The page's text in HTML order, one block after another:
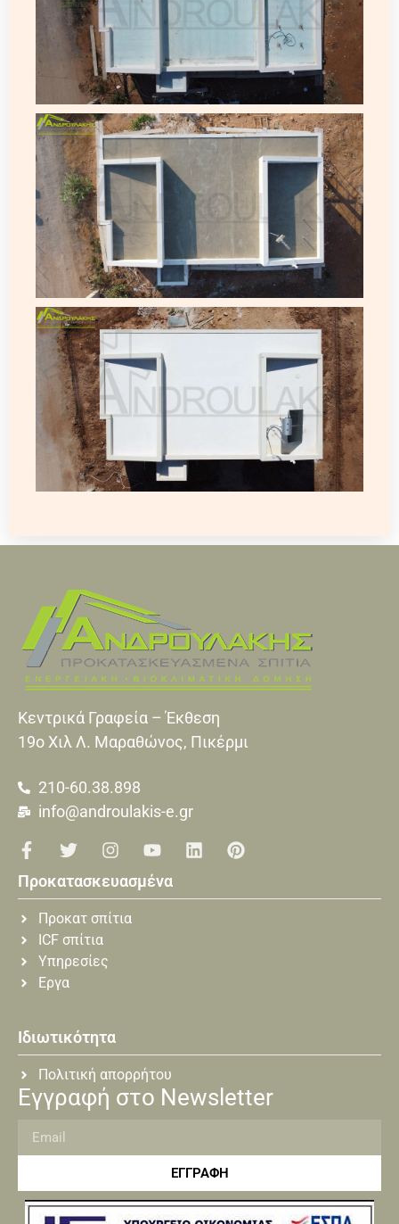
Κεντρικά Γραφεία – Έκθεση
19o Xιλ Λ. Μαραθώνος, Πικέρμι
210-60.38.898
info@androulakis-e.gr
Προκατασκευασμένα
Προκατ σπίτια
ICF σπίτια
Υπηρεσίες
Εργα
Ιδιωτικότητα
Πολιτική απορρήτου
Εγγραφή στο Newsletter
ΕΓΓΡΑΦΗ